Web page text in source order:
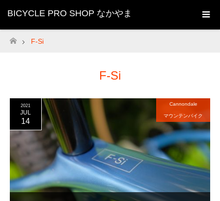
BICYCLE PRO SHOP なかやま
ホーム
F-Si
F-Si
2021
JUL
14
Cannondale
マウンテンバイク